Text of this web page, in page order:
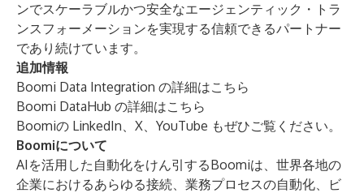
ンでスケーラブルかつ安全なエージェンティック・トラ
ンスフォーメーションを実現する信頼できるパートナー
であり続けています。
追加情報
Boomi Data Integration の詳細はこちら
Boomi DataHub の詳細はこちら
Boomiの LinkedIn、 X、 YouTube もぜひご覧ください。
Boomiについて
AIを活用した自動化をけん引するBoomiは、世界各地の
企業におけるあらゆる接続、業務プロセスの自動化、ビ